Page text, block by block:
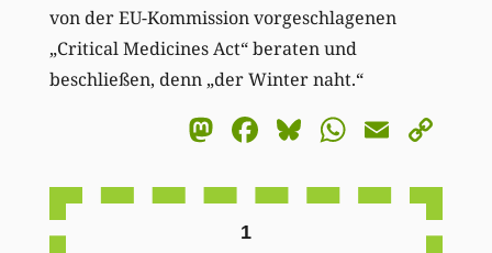
von der EU-Kommission vorgeschlagenen
„Critical Medicines Act“ beraten und
beschließen, denn „der Winter naht.“
Mastodon
Facebook
BlueskyEmail
1